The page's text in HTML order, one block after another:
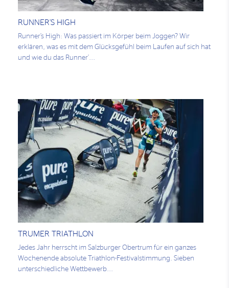
RUNNER’S HIGH
Runner’s High: Was passiert im Körper beim Joggen? Wir
erklären, was es mit dem Glücksgefühl beim Laufen auf sich hat
und wie du das Runner’...
TRUMER TRIATHLON
Jedes Jahr herrscht im Salzburger Obertrum für ein ganzes
Wochenende absolute Triathlon-Festivalstimmung. Sieben
unterschiedliche Wettbewerb...